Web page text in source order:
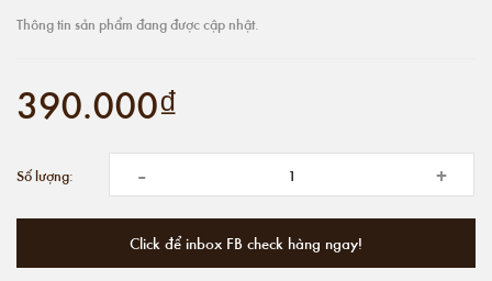
Thông tin sản phẩm đang được cập nhật.
390.000₫
Số lượng: - +
Click để inbox FB check hàng ngay!